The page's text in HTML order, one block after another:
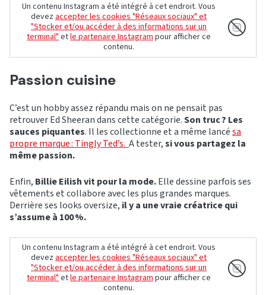
Un contenu Instagram a été intégré à cet endroit. Vous
devezaccepter les cookies "Réseaux sociaux" et
"Stocker et/ou accéder à des informations sur un
terminal"etle partenaire Instagrampour afficher ce
contenu.
Passion cuisine
C’est un hobby assez répandu mais on ne pensait pas
retrouver Ed Sheeran dans cette catégorie.Son truc ? Les
sauces piquantes. Il les collectionne et a même lancésa
propre marque : Tingly Ted’s. A tester,si vous partagez la
même passion.
Enfin, Billie Eilish vit pour la mode.Elle dessine parfois ses
vêtements et collabore avec les plus grandes marques.
Derrière ses looks oversize, il y a une vraie créatrice qui
s’assume à 100 %.
Un contenu Instagram a été intégré à cet endroit. Vous
devezaccepter les cookies "Réseaux sociaux" et
"Stocker et/ou accéder à des informations sur un
terminal"etle partenaire Instagrampour afficher ce
contenu.